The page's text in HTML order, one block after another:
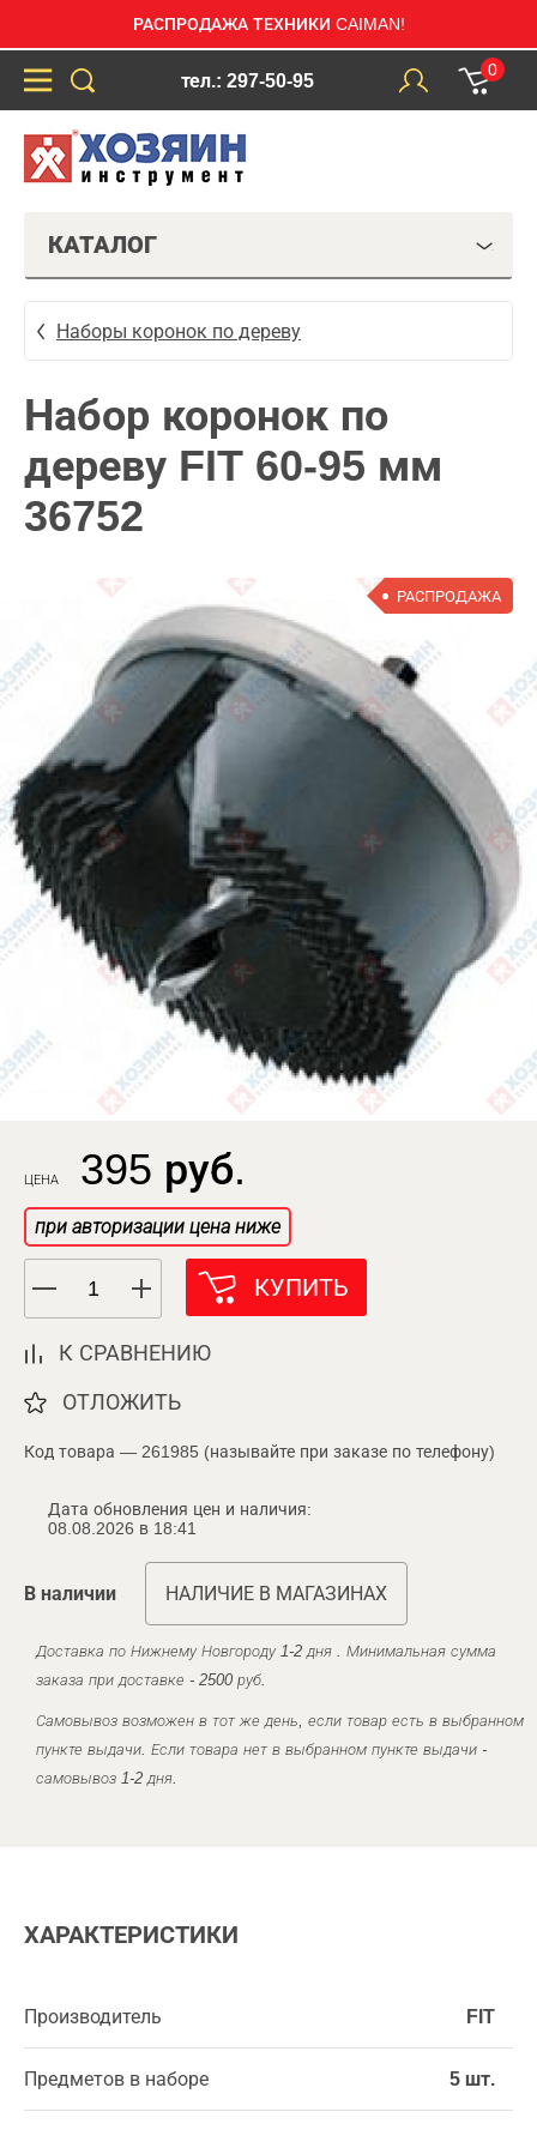
РАСПРОДАЖА ТЕХНИКИ CAIMAN!
тел.: 297-50-95
0
КАТАЛОГ
Наборы коронок по дереву
Набор коронок по
дереву FIT 60-95 мм
36752
РАСПРОДАЖА
ЦЕНА 395 руб.
при авторизации цена ниже
КУПИТЬ
К СРАВНЕНИЮ
ОТЛОЖИТЬ
Код товара — 261985 (называйте при заказе по телефону)
Дата обновления цен и наличия:
08.08.2026 в 18:41
В наличии НАЛИЧИЕ В МАГАЗИНАХ
Доставка по Нижнему Новгороду 1-2 дня . Минимальная сумма
заказа при доставке - 2500 руб.
Самовывоз возможен в тот же день, если товар есть в выбранном
пункте выдачи. Если товара нет в выбранном пункте выдачи -
самовывоз 1-2 дня.
ХАРАКТЕРИСТИКИ
Производитель FIT
Предметов в наборе 5 шт.